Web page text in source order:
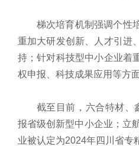
梯次培育机制强调个性
重加大研发创新、人才引进
持；针对科技型中小企业着
权申报、科技成果应用等方
截至目前，六合特材、
报省级创新型中小企业；立
业被认定为2024年四川省专